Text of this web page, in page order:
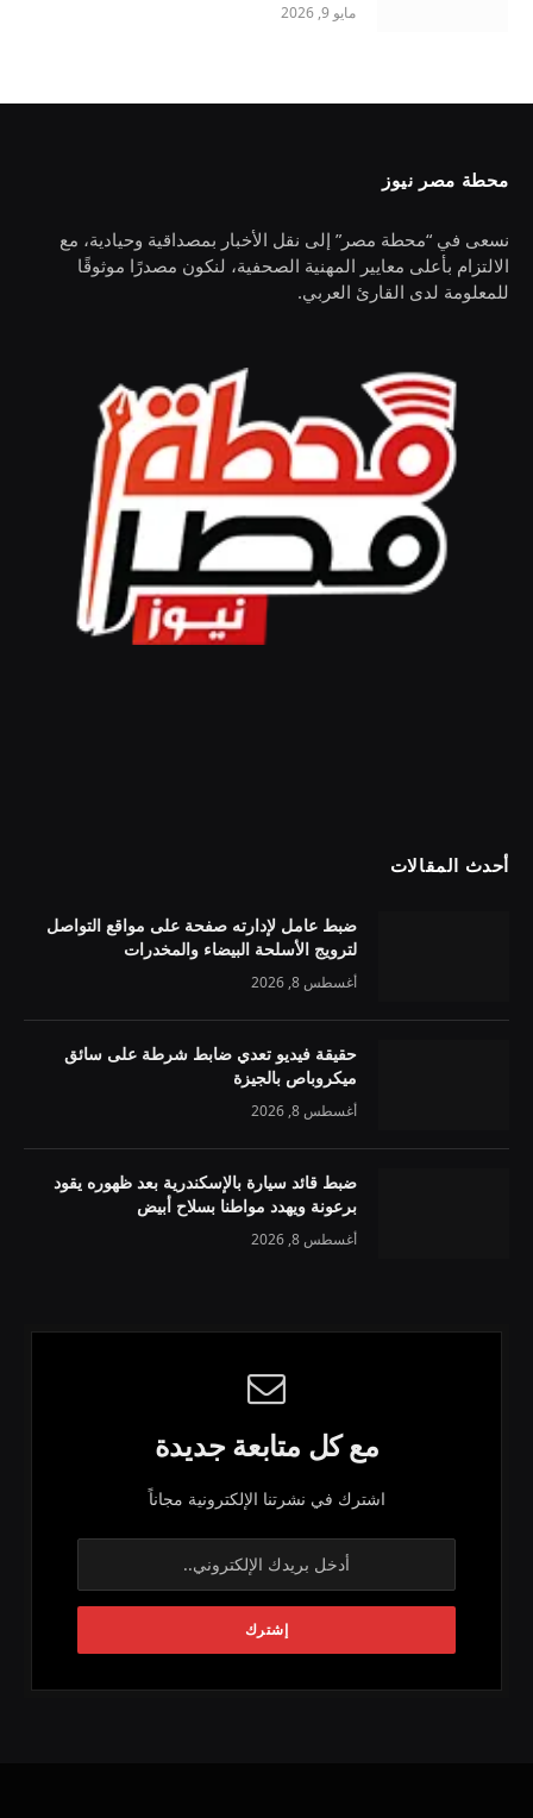
مايو 9, 2026
محطة مصر نيوز
نسعى في “محطة مصر” إلى نقل الأخبار بمصداقية وحيادية، مع
الالتزام بأعلى معايير المهنية الصحفية، لنكون مصدرًا موثوقًا
للمعلومة لدى القارئ العربي.
أحدث المقالات
ضبط عامل لإدارته صفحة على مواقع التواصل
لترويج الأسلحة البيضاء والمخدرات
أغسطس 8, 2026
حقيقة فيديو تعدي ضابط شرطة على سائق
ميكروباص بالجيزة
أغسطس 8, 2026
ضبط قائد سيارة بالإسكندرية بعد ظهوره يقود
برعونة ويهدد مواطنا بسلاح أبيض
أغسطس 8, 2026
مع كل متابعة جديدة
اشترك في نشرتنا الإلكترونية مجاناً